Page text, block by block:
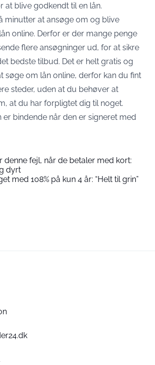
at blive godkendt til en lån.
minutter at ansøge om og blive
online. Derfor er der mange penge
flere ansøgninger ud, for at sikre
bedste tilbud. Det er helt gratis og
søge om lån online, derfor kan du fint
steder, uden at du behøver at
at du har forpligtet dig til noget.
er bindende når den er signeret med
denne fejl, når de betaler med kort:
dyrt
med 108% på kun 4 år: “Helt til grin”